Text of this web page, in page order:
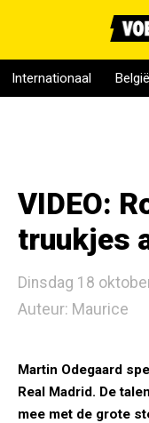
Internationaal België
VIDEO:
truukjes
Dinsdag 18
Auteur: Maurice
Martin Odegaard
Real Madrid. De
mee met de grote